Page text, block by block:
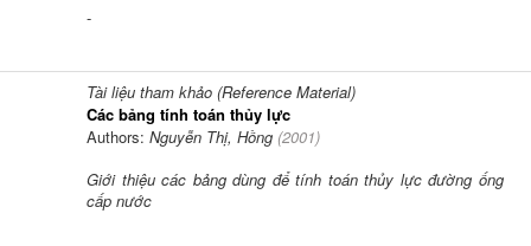
-
Tài liệu tham khảo (Reference Material)
Các bảng tính toán thủy lực
Authors: Nguyễn Thị, Hồng (2001)
Giới thiệu các bảng dùng để tính toán thủy lực đường ống
cấp nước